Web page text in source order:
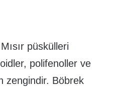
Mısır püskülleri
polifenoller ve
zengindir. Böbrek